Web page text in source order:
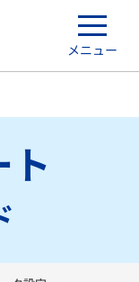
メニュー